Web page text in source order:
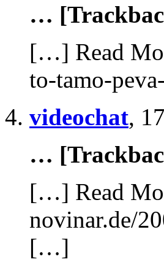
…
[…] Read
to-tamo-
videochat,
…
[…] Read
novinar.de/
[…]